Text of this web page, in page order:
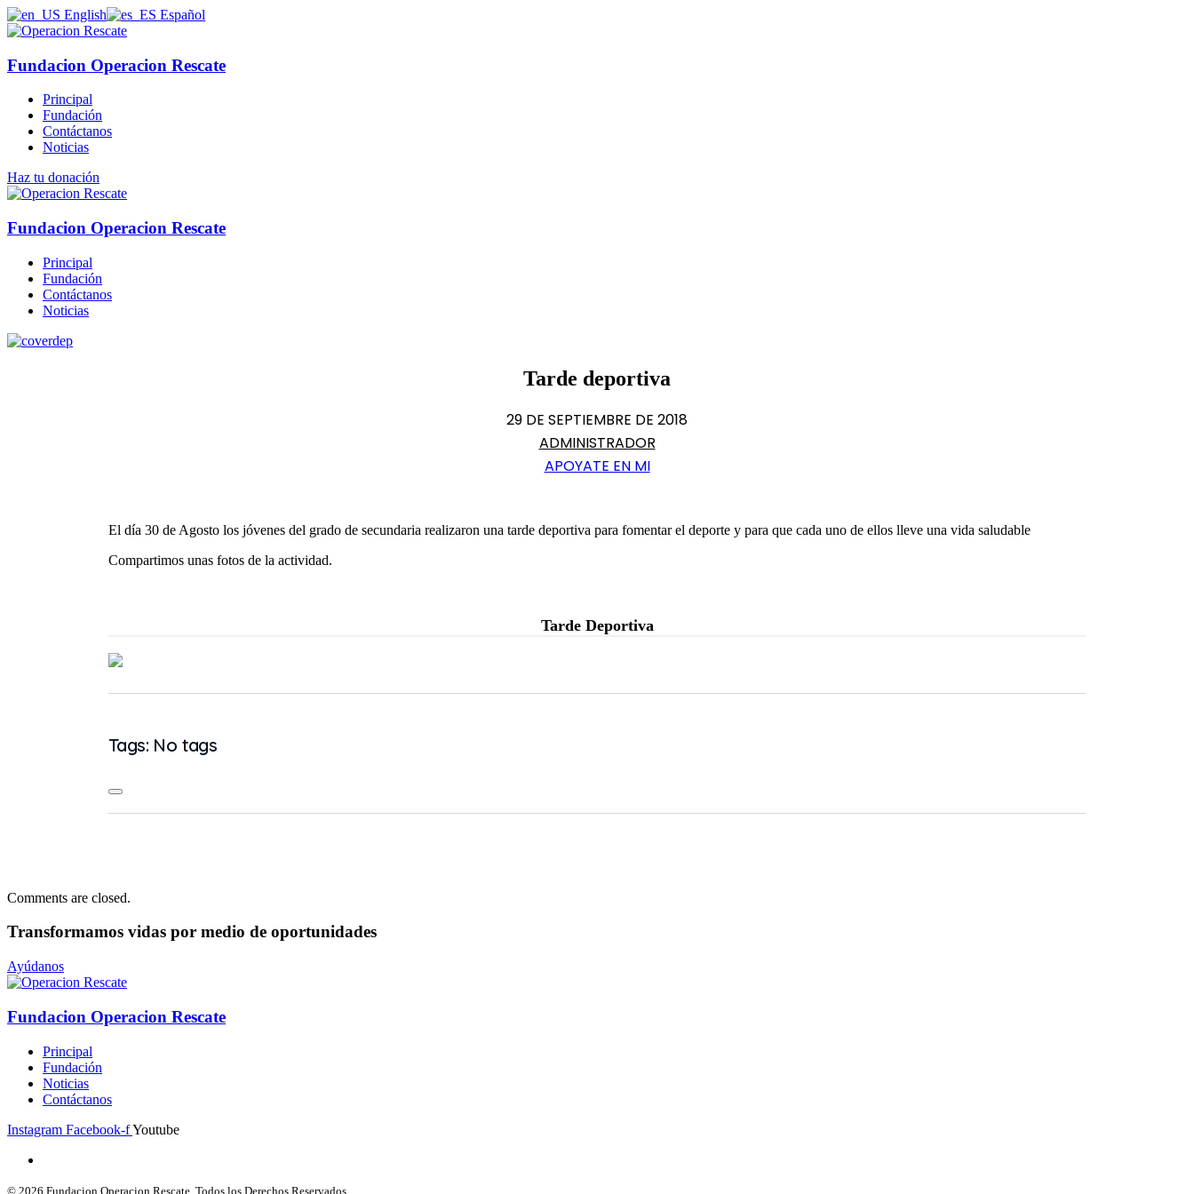
English Español
Fundacion Operacion Rescate
Principal
Fundación
Contáctanos
Noticias
Haz tu donación
Fundacion Operacion Rescate
Principal
Fundación
Contáctanos
Noticias
Tarde deportiva
29 DE SEPTIEMBRE DE 2018
ADMINISTRADOR
APOYATE EN MI
El día 30 de Agosto los jóvenes del grado de secundaria realizaron una tarde deportiva para fomentar el deporte y para que cada uno de ellos lleve una vida saludable
Compartimos unas fotos de la actividad.
Tarde Deportiva
Tags: No tags
Comments are closed.
Transformamos vidas por medio de oportunidades
Ayúdanos
Fundacion Operacion Rescate
Principal
Fundación
Noticias
Contáctanos
Instagram Facebook-fYoutube
© 2026 Fundacion Operacion Rescate. Todos los Derechos Reservados.